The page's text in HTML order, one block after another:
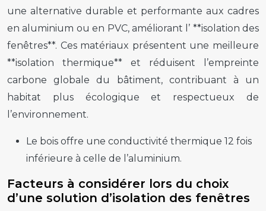
une alternative durable et performante aux cadres
en aluminium ou en PVC, améliorant l’ **isolation des
fenêtres**. Ces matériaux présentent une meilleure
**isolation thermique** et réduisent l’empreinte
carbone globale du bâtiment, contribuant à un
habitat plus écologique et respectueux de
l’environnement.
Le bois offre une conductivité thermique 12 fois
inférieure à celle de l’aluminium.
Facteurs à considérer lors du choix
d’une solution d’isolation des fenêtres